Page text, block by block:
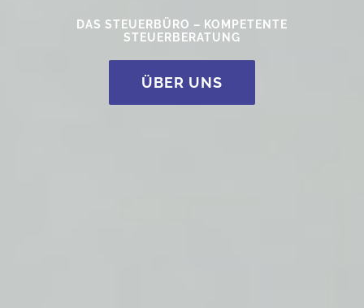
DAS STEUERBÜRO – KOMPETENTE
STEUERBERATUNG
ÜBER UNS